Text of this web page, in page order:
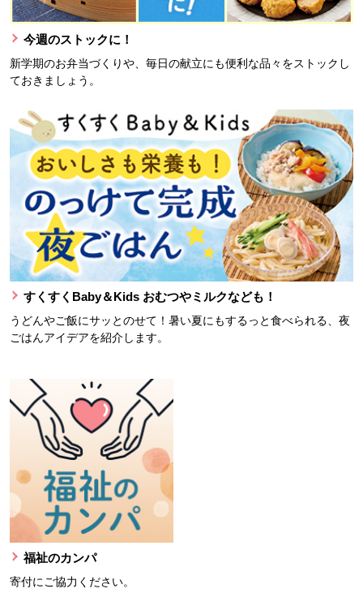
今週のストックに！
新学期のお弁当づくりや、毎日の献立にも便利な品々をストックし
ておきましょう。
すくすくBaby＆Kids おむつやミルクなども！
うどんやご飯にサッとのせて！暑い夏にもするっと食べられる、夜
ごはんアイデアを紹介します。
福祉のカンパ
寄付にご協力ください。